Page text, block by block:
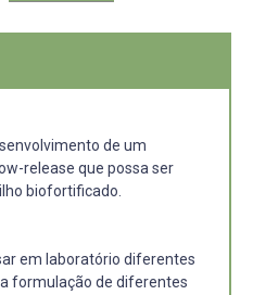
de um
release que possa ser
biofortificado.
em laboratório diferentes
formulação de diferentes